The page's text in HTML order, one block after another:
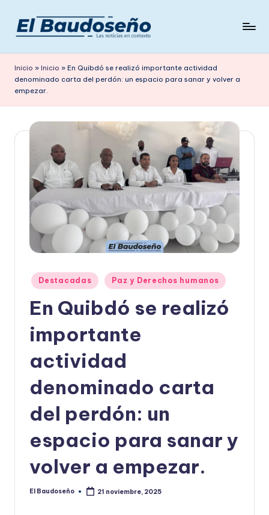
Saltar
contenido
e
ri
ó
d
en
contexto
Inicio » Inicio » En Quibdó se realizó importante actividad
denominado carta del perdón: un espacio para sanar y volver a
empezar.
Publicado
en
Destacadas Paz y Derechos humanos
En Quibdó se realizó
importante
actividad
denominado carta
del perdón: un
espacio para sanar y
volver a empezar.
Publicado
El Baudoseño 21 noviembre, 2025